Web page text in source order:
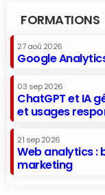
FORMATIONS
27 aoû 2026
Google
03 sep 2026
ChatGPT et IA
et usages
21 sep 2026
Web analytics :
marketing